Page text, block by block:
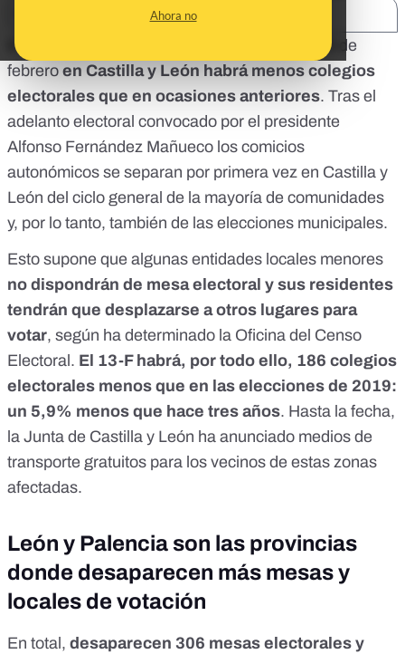
Ahora no
En las elecciones autonómicas del próximo 13 de
febrero en Castilla y León habrá menos colegios
electorales que en ocasiones anteriores. Tras el
adelanto electoral convocado por el presidente
Alfonso Fernández Mañueco los comicios
autonómicos se separan por primera vez en Castilla y
León del ciclo general de la mayoría de comunidades
y, por lo tanto, también de las elecciones municipales.
Esto supone que algunas entidades locales menores
no dispondrán de mesa electoral y sus residentes
tendrán que desplazarse a otros lugares para
votar, según ha determinado la Oficina del Censo
Electoral . El 13-F habrá, por todo ello, 186 colegios
electorales menos que en las elecciones de 2019:
un 5,9% menos que hace tres años. Hasta la fecha,
la Junta de Castilla y León ha anunciado medios de
transporte gratuitos para los vecinos de estas zonas
afectadas.
León y Palencia son las provincias
donde desaparecen más mesas y
locales de votación
En total, desaparecen 306 mesas electorales y